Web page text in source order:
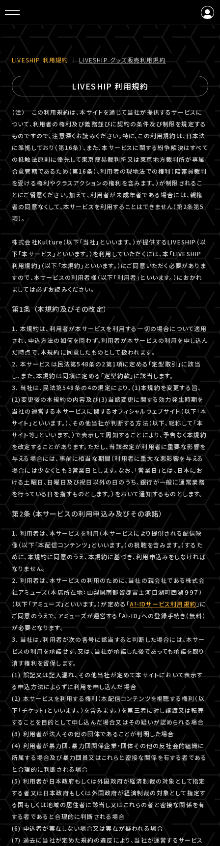
会員登録
LIVESHIP 利⽤規約 ｜LIVESHIP グッズ販売利⽤規約
LIVESHIP 利用規約
（注） この利用規約は、本サイトを通じて当社が提供するサービスに
ついて、利用者の権利及び義務並びに契約の条件及び制限を規定する
ものですので、注意深くお読みください。特に、この利用規約は、日本法
に準拠しており（第16条）、また、本サービスに関する紛争解決はすべて
の抵触法原則に優先して東京簡易裁判所又は東京地方裁判所が専属
合意管轄であるため（第16条）、利用者の現地法での権利（陪審員裁判
を受ける権利やクラスアクションの権利を含みます。）が制限されるこ
とにご留意ください。加えて、利用者が未成年者である場合には、親権
者の同意なくして、本サービスを利用することはできません（第2条第5
項）。
株式会社Kulture（以下「当社」といいます。）が提供するLIVESHIP（以
下「本サービス」といいます。）を利用していただくには、本「LIVESHIP
利用規約」（以下「本規約」といいます。）にご同意いただく必要がありま
すので、本サービスの利用者様（以下「利用者」といいます。）におかれ
ましては必ずお読みください。
第1条 （本規約及びその改定）
1. 本規約は、利用者が本サービスを利用する一切の場合について適用
され、申込方法の如何を問わず、利用者が本サービスの利用を申し込ん
だ時点で、本規約に同意したものとして扱われます。
2. 本サービスは民法第548条の2第1項に定める「定型取引」に該当
し、また、本規約は同項に定める「定型約款」に該当します。
3. 当社は、民法第548条の4の規定により、(1)本規約を変更する旨、
(2)変更後の本規約の内容及び(3)当該変更に関する効力発生時期を
当社の運営する本サービスに関するオフィシャルウェブサイト（以下「本
サイト」といいます。）、その他当社が判断する方法（以下、総称して「本
サイト等」といいます。）で表示して周知することにより、予告なく本規約
を改定することがあります。ただし、当該改定が利用者に重要な影響を
与える場合には、事前に相当な期間（利用者に重大な悪影響を与える
場合には少なくとも３営業日とします。なお、「営業日」とは、日本にお
ける土曜日、日曜日及び祝日以外の日のうち、銀行が一般に通常業務
を行っている日を指すものとします。）をおいて通知するものとします。
第2条（本サービスの利用申込み及びその承諾）
1. 利用者は、本サービスを利用（本サービスにより提供される配信映
像（以下「本配信コンテンツ」といいます。）の視聴を含みます。）するた
めに、本規約に同意のうえ、本規約に基づき、利用申込みをしなければ
なりません。
2. 利用者は、本サービスの利用のために、当社の親会社である株式会
社アミューズ（本店所在地：山梨県南都留郡富士河口湖町西湖９９７）
（以下「アミューズ」といいます。）が定める「A!-IDサービス利用規約」に
ご同意のうえで、アミューズが運営する「A!-ID」への登録手続き（無料）
が必要となります。
3. 当社は、利用者が次の各号に該当すると判断した場合には、本サー
ビスの利用を承諾せず、又は、当社が承諾した後であっても承諾を取り
消す権利を留保します。
(1) 誤記又は記入漏れ、その他当社が定めて本サイトにおいて表示す
る申込方法によらずに利用を申し込んだ場合
(2) 本サービスを利用する権利（本配信コンテンツを視聴する権利（以
下「チケット」といいます。）を含みます。）を第三者に対し譲渡又は転売
することを目的として申し込んだ場合又はその疑いが認められる場合
(3) 利用者が法人その他の団体であることが判明した場合
(4) 利用者が暴力団、暴力団関係企業・団体その他の反社会的組織に
所属する場合及び暴力団員又はこれらと密接な関係を有する者である
と合理的に判断される場合
(5) 利用者が日本政府もしくは外国政府が経済制裁の対象として指定
する者又は日本政府もしくは外国政府が経済制裁の対象として指定す
る国もしくは地域の居住者に該当し又はこれらの者と密接な関係を有
する者であると合理的に判断される場合
(6) 申込者が実在しない場合又は実在が疑われる場合
(7) 過去に当社が定めた規約の違反により、当社が運営するサービス